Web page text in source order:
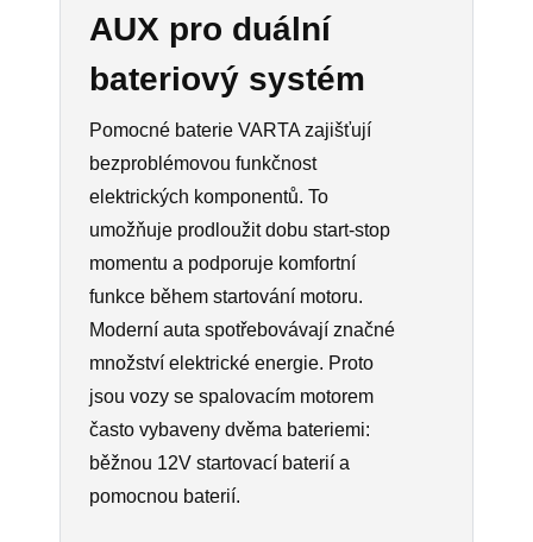
AUX pro duální
bateriový systém
Pomocné baterie VARTA zajišťují
bezproblémovou funkčnost
elektrických komponentů. To
umožňuje prodloužit dobu start-stop
momentu a podporuje komfortní
funkce během startování motoru.
Moderní auta spotřebovávají značné
množství elektrické energie. Proto
jsou vozy se spalovacím motorem
často vybaveny dvěma bateriemi:
běžnou 12V startovací baterií a
pomocnou baterií.